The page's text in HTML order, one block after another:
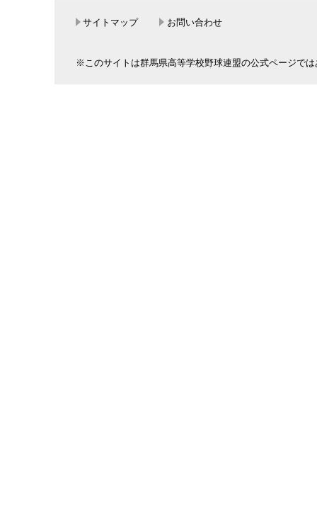
サイトマップ お問い合わせ
※このサイトは群馬県高等学校野球連盟の公式ページで